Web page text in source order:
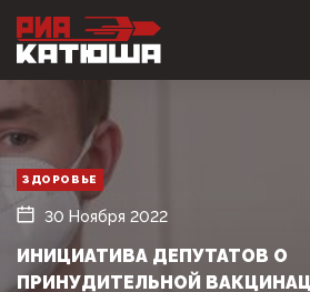
ЗДОРОВЬЕ
30 Ноября 2022
ИНИЦИАТИВА ДЕПУТАТОВ О
ПРИНУДИТЕЛЬНОЙ